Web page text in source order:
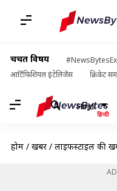
चर्चित विषय
आर्टिफिशियल इंटेलिजेंस
क्रिकेट
Hindi
होम / खबरें / लाइफस्टाइल की